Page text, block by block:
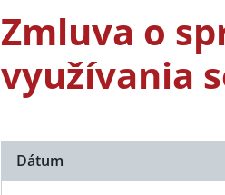
Zmluva o
využívania
Dátum